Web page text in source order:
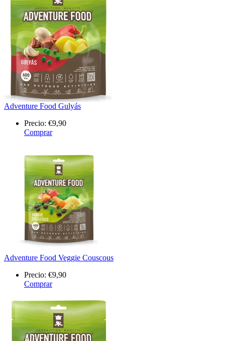
Adventure Food Gulyás
Precio: €9,90
Comprar
Adventure Food Veggie Couscous
Precio: €9,90
Comprar